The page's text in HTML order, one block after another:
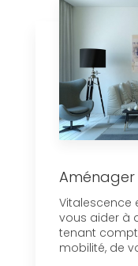
Aménager
Vitalescence
vous aider à
tenant
mobilité, de